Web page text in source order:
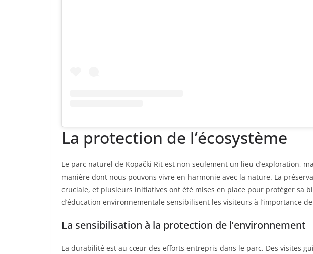
La protection de l’écosystème
Le parc naturel de Kopački Rit est non seulement un lieu d’exploration,
manière dont nous pouvons vivre en harmonie avec la nature. La
cruciale, et plusieurs initiatives ont été mises en place pour protéger sa
d’éducation environnementale sensibilisent les visiteurs à l’importance
La sensibilisation à la protection de l’environnement
La durabilité est au cœur des efforts entrepris dans le parc. Des visites